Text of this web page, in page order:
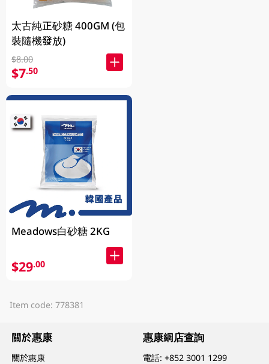
太古純正砂糖 400GM (包
裝隨機發放)
$8.00
$7.50
Meadows白砂糖 2KG
$29.00
Item code: 778381
關於惠康
關於惠康
惠康網店查詢
電話:+852 3001 1299